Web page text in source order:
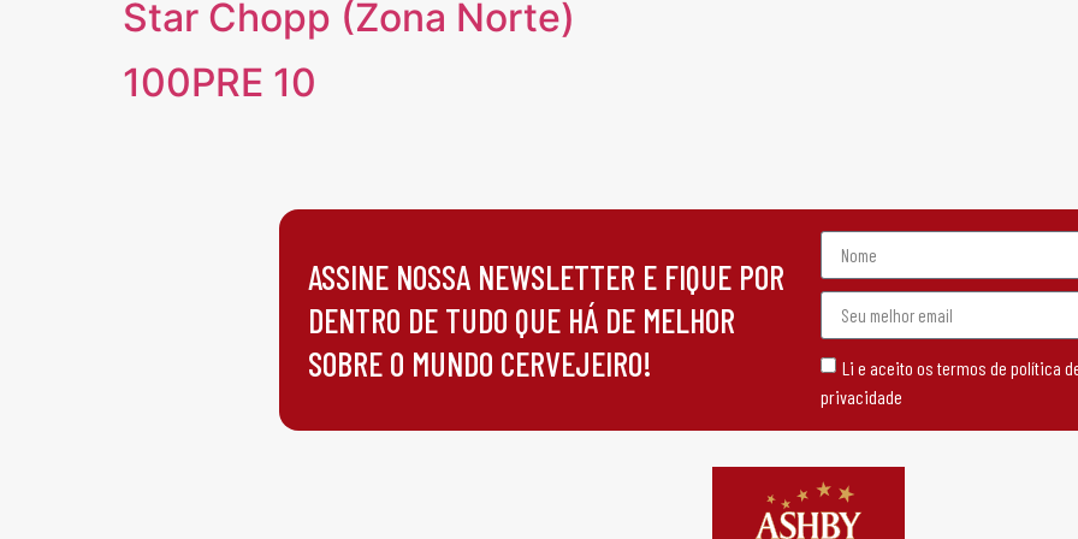
Star Chopp (Zona Norte)
100PRE 10
ASSINE NOSSA NEWSLETTER E FIQUE POR
DENTRO DE TUDO QUE HÁ DE MELHOR
SOBRE O MUNDO CERVEJEIRO!
Li e aceito os termos de política
privacidade